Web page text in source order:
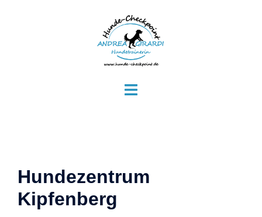
Menü
Hundezentrum
Kipfenberg